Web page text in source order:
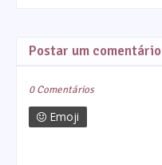
Postar um comentário
0 Comentários
Emoji